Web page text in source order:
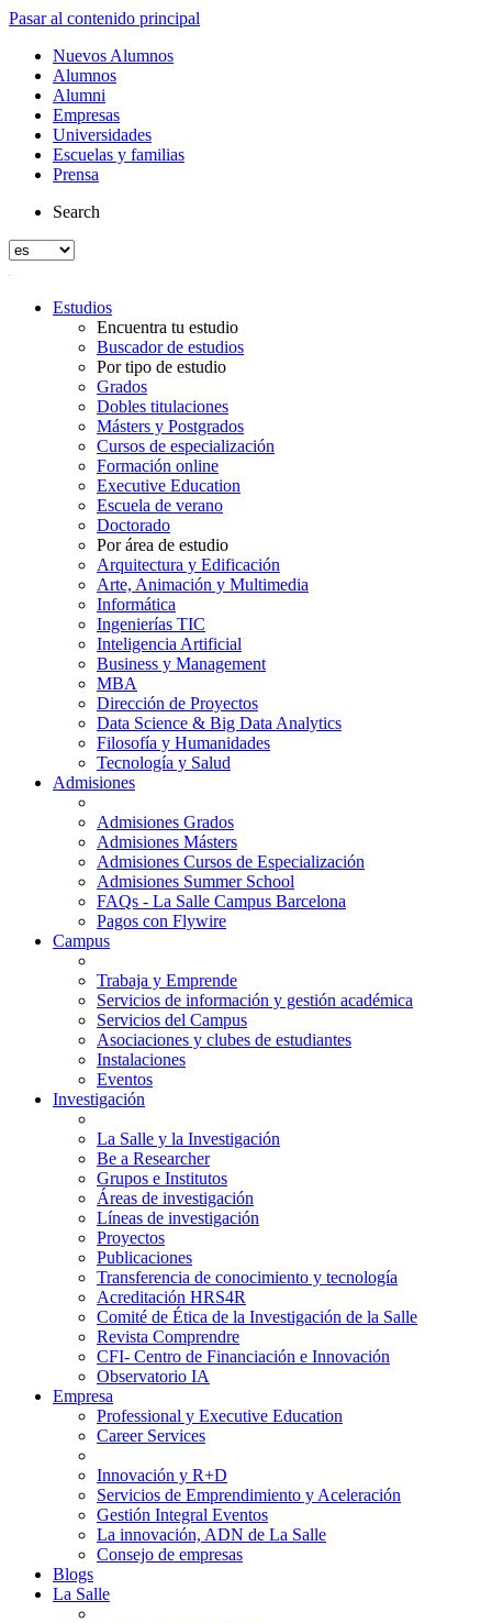
Pasar al contenido principal
Nuevos Alumnos
Alumnos
Alumni
Empresas
Universidades
Escuelas y familias
Prensa
Search
Estudios
Encuentra tu estudio
Buscador de estudios
Por tipo de estudio
Grados
Dobles titulaciones
Másters y Postgrados
Cursos de especialización
Formación online
Executive Education
Escuela de verano
Doctorado
Por área de estudio
Arquitectura y Edificación
Arte, Animación y Multimedia
Informática
Ingenierías TIC
Inteligencia Artificial
Business y Management
MBA
Dirección de Proyectos
Data Science & Big Data Analytics
Filosofía y Humanidades
Tecnología y Salud
Admisiones
Admisiones Grados
Admisiones Másters
Admisiones Cursos de Especialización
Admisiones Summer School
FAQs - La Salle Campus Barcelona
Pagos con Flywire
Campus
Trabaja y Emprende
Servicios de información y gestión académica
Servicios del Campus
Asociaciones y clubes de estudiantes
Instalaciones
Eventos
Investigación
La Salle y la Investigación
Be a Researcher
Grupos e Institutos
Áreas de investigación
Líneas de investigación
Proyectos
Publicaciones
Transferencia de conocimiento y tecnología
Acreditación HRS4R
Comité de Ética de la Investigación de la Salle
Revista Comprendre
CFI- Centro de Financiación e Innovación
Observatorio IA
Empresa
Professional y Executive Education
Career Services
Innovación y R+D
Servicios de Emprendimiento y Aceleración
Gestión Integral Eventos
La innovación, ADN de La Salle
Consejo de empresas
Blogs
La Salle